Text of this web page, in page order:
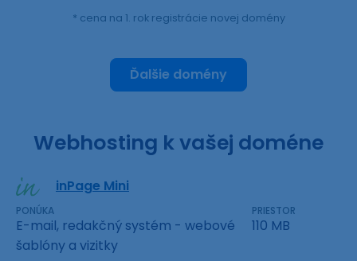
* cena na 1. rok registrácie novej domény
Ďalšie domény
Webhosting k vašej doméne
inPage Mini
PONÚKA
E-mail, redakčný systém - webové
šablóny a vizitky
PRIESTOR
110 MB